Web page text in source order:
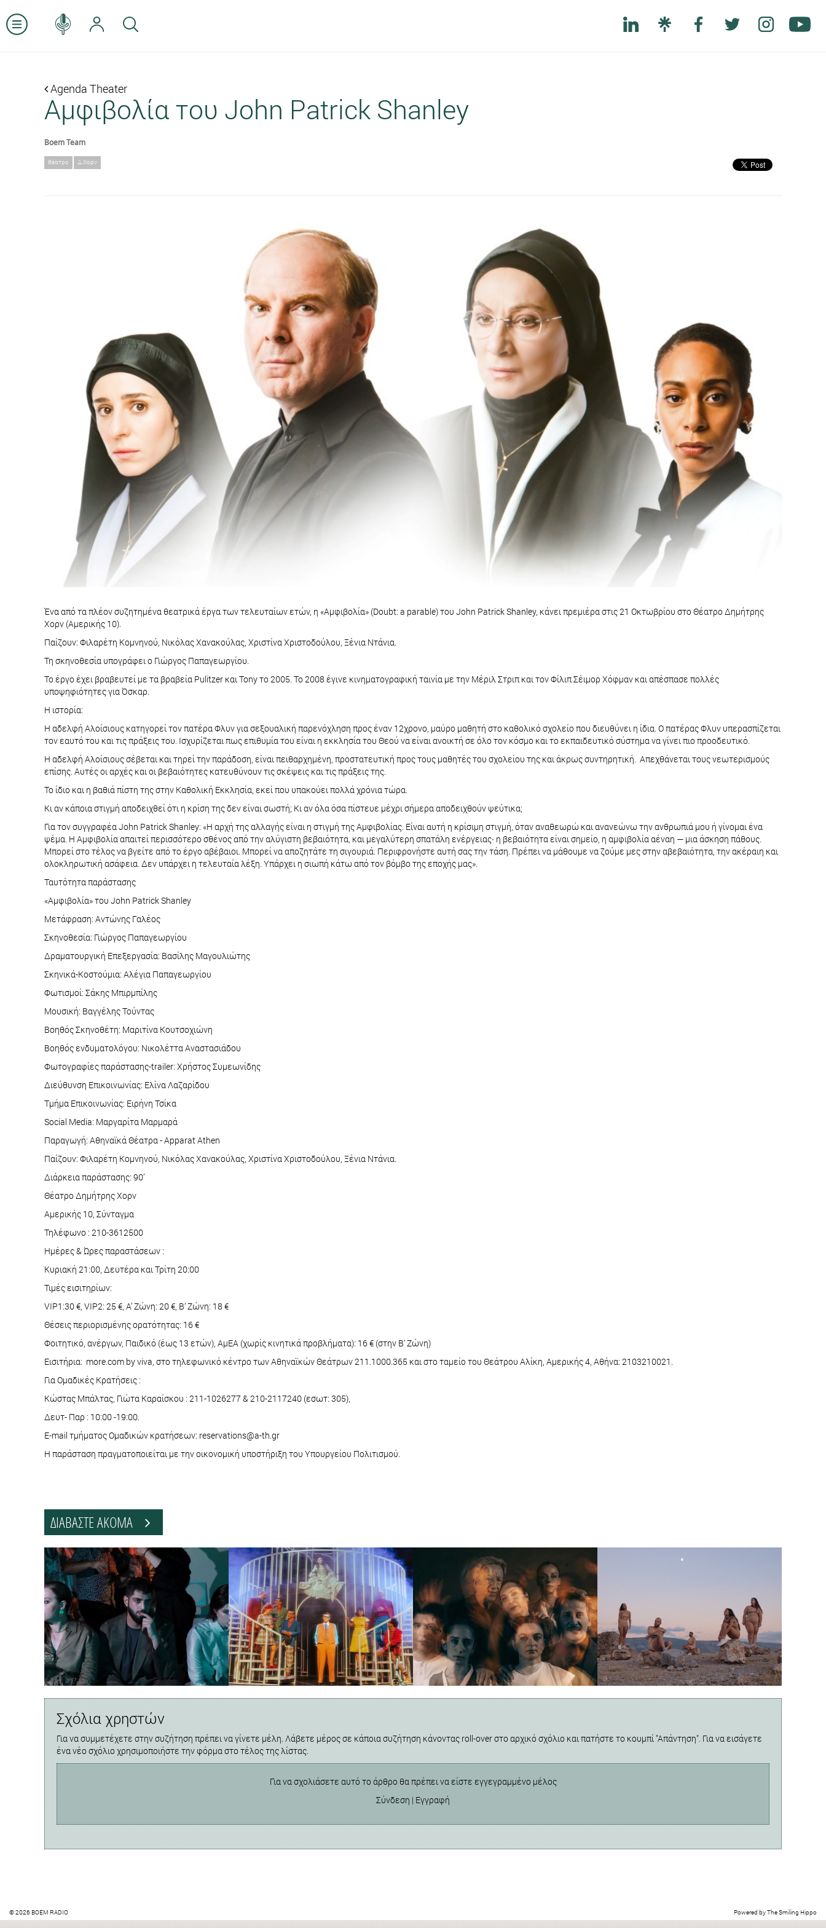
Agenda Theater
Αμφιβολία του John Patrick Shanley
Boem Team
θέατρο Δ.Χορν
Ένα από τα πλέον συζητημένα θεατρικά έργα των τελευταίων ετών, η «Αμφιβολία» (Doubt: a parable) του John Patrick Shanley, κάνει πρεμιέρα στις 21 Οκτωβρίου στο Θέατρο Δημήτρης
Χορν (Αμερικής 10).
Παίζουν: Φιλαρέτη Κομνηνού, Νικόλας Χανακούλας, Χριστίνα Χριστοδούλου, Ξένια Ντάνια.
Τη σκηνοθεσία υπογράφει ο Γιώργος Παπαγεωργίου.
Το έργο έχει βραβευτεί με τα βραβεία Pulitzer και Tony το 2005. Το 2008 έγινε κινηματογραφική ταινία με την Μέριλ Στριπ και τον Φίλιπ Σέιμορ Χόφμαν και απέσπασε πολλές
υποψηφιότητες για Όσκαρ.
Η ιστορία:
Η αδελφή Αλοίσιους κατηγορεί τον πατέρα Φλυν για σεξουαλική παρενόχληση προς έναν 12χρονο, μαύρο μαθητή στο καθολικό σχολείο που διευθύνει η ίδια. Ο πατέρας Φλυν υπερασπίζεται
τον εαυτό του και τις πράξεις του. Ισχυρίζεται πως επιθυμία του είναι η εκκλησία του Θεού να είναι ανοικτή σε όλο τον κόσμο και το εκπαιδευτικό σύστημα να γίνει πιο προοδευτικό.
Η αδελφή Αλοίσιους σέβεται και τηρεί την παράδοση, είναι πειθαρχημένη, προστατευτική προς τους μαθητές του σχολείου της και άκρως συντηρητική. Απεχθάνεται τους νεωτερισμούς
επίσης. Αυτές οι αρχές και οι βεβαιότητες κατευθύνουν τις σκέψεις και τις πράξεις της.
Το ίδιο και η βαθιά πίστη της στην Καθολική Εκκλησία, εκεί που υπακούει πολλά χρόνια τώρα.
Κι αν κάποια στιγμή αποδειχθεί ότι η κρίση της δεν είναι σωστή; Κι αν όλα όσα πίστευε μέχρι σήμερα αποδειχθούν ψεύτικα;
Για τον συγγραφέα John Patrick Shanley: «Η αρχή της αλλαγής είναι η στιγμή της Αμφιβολίας. Είναι αυτή η κρίσιμη στιγμή, όταν αναθεωρώ και ανανεώνω την ανθρωπιά μου ή γίνομαι ένα
ψέμα. Η Αμφιβολία απαιτεί περισσότερο σθένος από την αλύγιστη βεβαιότητα, και μεγαλύτερη σπατάλη ενέργειας∙ η βεβαιότητα είναι σημείο, η αμφιβολία αέναη — μια άσκηση πάθους.
Μπορεί στο τέλος να βγείτε από το έργο αβέβαιοι. Μπορεί να αποζητάτε τη σιγουριά. Περιφρονήστε αυτή σας την τάση. Πρέπει να μάθουμε να ζούμε μες στην αβεβαιότητα, την ακέραιη και
ολοκληρωτική ασάφεια. Δεν υπάρχει η τελευταία λέξη. Υπάρχει η σιωπή κάτω από τον βόμβο της εποχής μας».
Ταυτότητα παράστασης
«Αμφιβολία» του John Patrick Shanley
Μετάφραση: Αντώνης Γαλέος
Σκηνοθεσία: Γιώργος Παπαγεωργίου
Δραματουργική Επεξεργασία: Βασίλης Μαγουλιώτης
Σκηνικά-Κοστούμια: Αλέγια Παπαγεωργίου
Φωτισμοί: Σάκης Μπιρμπίλης
Μουσική: Βαγγέλης Τούντας
Βοηθός Σκηνοθέτη: Μαριτίνα Κουτσοχιώνη
Βοηθός ενδυματολόγου: Νικολέττα Αναστασιάδου
Φωτογραφίες παράστασης-trailer: Χρήστος Συμεωνίδης
Διεύθυνση Επικοινωνίας: Ελίνα Λαζαρίδου
Τμήμα Επικοινωνίας: Ειρήνη Τσίκα
Social Media: Μαργαρίτα Μαρμαρά
Παραγωγή: Αθηναϊκά Θέατρα - Apparat Athen
Παίζουν: Φιλαρέτη Κομνηνού, Νικόλας Χανακούλας, Χριστίνα Χριστοδούλου, Ξένια Ντάνια.
Διάρκεια παράστασης: 90’
Θέατρο Δημήτρης Χορν
Αμερικής 10, Σύνταγμα
Τηλέφωνο : 210-3612500
Ημέρες & Ώρες παραστάσεων :
Κυριακή 21:00, Δευτέρα και Τρίτη 20:00
Τιμές εισιτηρίων:
VIP1:30 €, VIP2: 25 €, Α’ Ζώνη: 20 €, Β’ Ζώνη: 18 €
Θέσεις περιορισμένης ορατότητας: 16 €
Φοιτητικό, ανέργων, Παιδικό (έως 13 ετών), ΑμΕΑ (χωρίς κινητικά προβλήματα): 16 € (στην Β' Ζώνη)
Εισιτήρια: more.com by viva, στο τηλεφωνικό κέντρο των Αθηναϊκών Θεάτρων 211.1000.365 και στο ταμείο του Θεάτρου Αλίκη, Αμερικής 4, Aθήνα: 2103210021.
Για Ομαδικές Κρατήσεις :
Κώστας Μπάλτας, Γιώτα Καραίσκου : 211-1026277 & 210-2117240 (εσωτ: 305),
Δευτ- Παρ : 10:00 -19:00.
E-mail τμήματος Ομαδικών κρατήσεων: reservations@a-th.gr
Η παράσταση πραγματοποιείται με την οικονομική υποστήριξη του Υπουργείου Πολιτισμού.
ΔΙΑΒΑΣΤΕ ΑΚΟΜΑ
Σχόλια χρηστών
Για να συμμετέχετε στην συζήτηση πρέπει να γίνετε μέλη. Λάβετε μέρος σε κάποια συζήτηση κάνοντας roll-over στο αρχικό σχόλιο και πατήστε το κουμπί "Απάντηση". Για να εισάγετε
ένα νέο σχόλιο χρησιμοποιήστε την φόρμα στο τέλος της λίστας.
Για να σχολιάσετε αυτό το άρθρο θα πρέπει να είστε εγγεγραμμένο μέλος
Σύνδεση | Εγγραφή
© 2026 BOEM RADIO Powered byThe Smiling Hippo